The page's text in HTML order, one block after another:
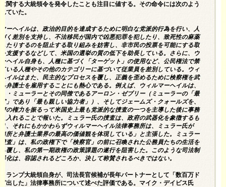
関する大統領令を発令したこと も注目に値する。その命令には次のよう
ていた。
ーヘイルは、政治的目的を達成するために明白な党派的行為を行い、人
く差別を支持し、不法移民が国内で凶悪犯罪を犯したり、致死性の麻薬
たりするのを阻止する取り組みを妨害し、非市民の投票を可能にする取
支援するなどして、米国の選挙の質の低下を助長している。さらに、ウ
ヘイル自身も、人種に基づく「ターゲット」の使用など、公民権法で禁
いる人種やその他のカテゴリーに基づいて従業員を差別している。ウィ
イルはまた、民主的なプロセスを覆し、正義を歪めるために検察権を武
弁護士を雇用することにも熱心である。例えば、ウィルマーヘイルは、
・ミューラーとその同僚であるアーロン・ゼブリー（ミューラーの「最
」であり「最も親しい協力者」）、そしてジェームズ・クォールズを、
の権力を振るって米国史上最も党派的な捜査の一つを主導した後に事務
入れることで報いた。ミュラー氏の捜査は、政府の武器化を象徴するも
、それにもかかわらずウィルマーヘイル法律事務所は、ミュラー氏が
所と弁護士業界の最高の価値観を体現している」と主張した。ミュラー
査」は、私の政権下で「検察官」の前に召喚された公務員たちの生活を
覆し、私の第一期政権の政策課題の遂行を阻害した。このような司法制
化は、容認されるどころか、決して称賛されるべきではない。
ランプ大統領自身が、司法長官候補が長年パートナーとして「数百万ド
出した」法律事務所について述べた評価である。マイク・デイビス氏